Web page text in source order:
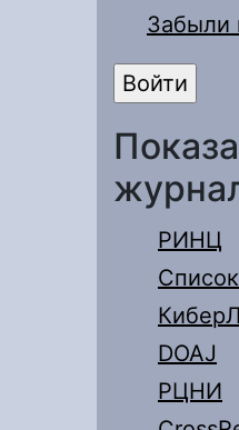
Забыли
РИНЦ
DOAJ
РЦНИ